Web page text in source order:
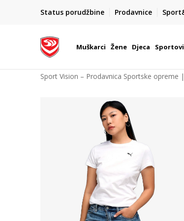
Status porudžbine Prodavnice
POZOVITE NAS NA : 055/490-
Pon-Pet od 9h - 16h
Muškarci Žene Djeca Sportovi
Sport Vision – Prodavnica Sportske opreme